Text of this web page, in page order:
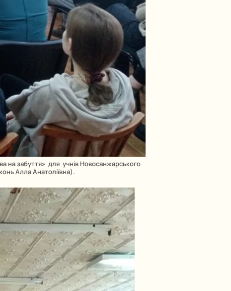
на забуття» для учнів Новосанжарського
Алла Анатоліївна).